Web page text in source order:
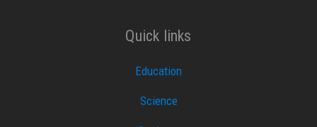
Quick links
Education
Science